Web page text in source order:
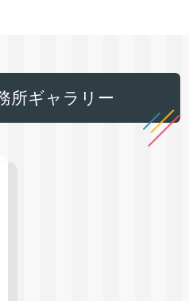
所ギャラリー